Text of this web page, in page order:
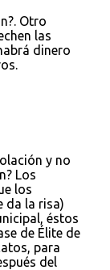
Otro
las
dinero
y no
Los
los
da la risa)
éstos
de Élite de
para
del